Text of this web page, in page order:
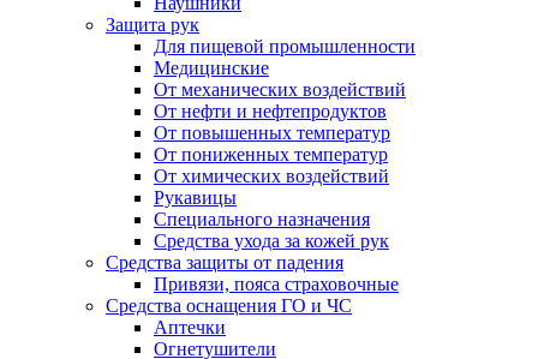
Защита рук
Для пищевой промышленности
Медицинские
От механических воздействий
От нефти и нефтепродуктов
От повышенных температур
От пониженных температур
От химических воздействий
Рукавицы
Специального назначения
Средства ухода за кожей рук
Средства защиты от падения
Привязи, пояса страховочные
Средства оснащения ГО и ЧС
Аптечки
Огнетушители